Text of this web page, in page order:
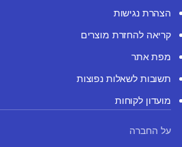
הצהרת נגישות
קריאה להחזרת מוצרים
מפת אתר
תשובות לשאלות נפוצות
מועדון לקוחות
על החברה